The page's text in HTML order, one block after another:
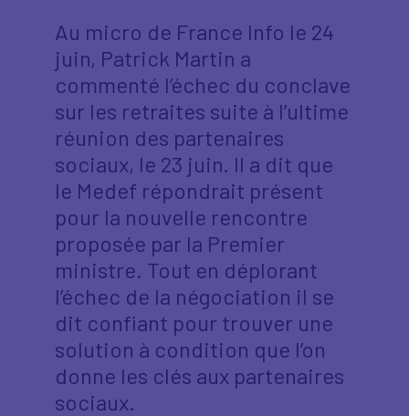
Au micro de France Info le 24
juin, Patrick Martin a
commenté l’échec du conclave
sur les retraites suite à l’ultime
réunion des partenaires
sociaux, le 23 juin. Il a dit que
le Medef répondrait présent
pour la nouvelle rencontre
proposée par la Premier
ministre. Tout en déplorant
l’échec de la négociation il se
dit confiant pour trouver une
solution à condition que l’on
donne les clés aux partenaires
sociaux.